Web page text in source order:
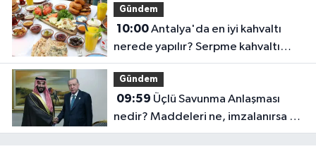
Gündem
10:00Antalya'da en iyi kahvaltı
nerede yapılır? Serpme kahvaltı
fiyatları
Gündem
09:59
nedir? Maddeleri ne, imzalanırsa ne
olur?